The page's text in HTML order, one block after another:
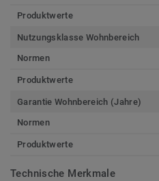
Produktwerte
Nutzungsklasse Wohnbereich
Normen
Produktwerte
Garantie Wohnbereich (Jahre)
Normen
Produktwerte
Technische Merkmale